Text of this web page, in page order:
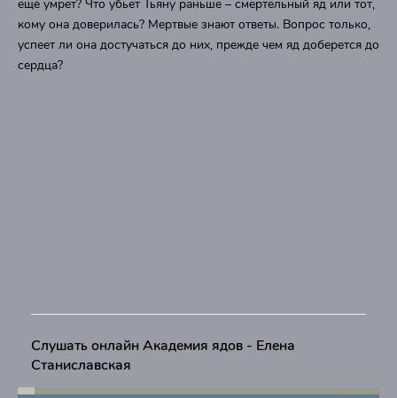
еще умрет? Что убьет Тьяну раньше – смертельный яд или тот,
кому она доверилась? Мертвые знают ответы. Вопрос только,
успеет ли она достучаться до них, прежде чем яд доберется до
сердца?
Слушать онлайн Академия ядов - Елена
Станиславская